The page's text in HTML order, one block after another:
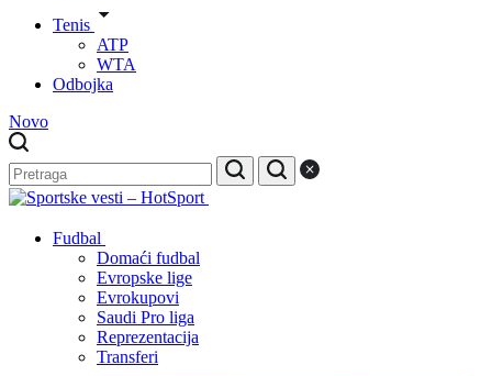
Tenis
ATP
WTA
Odbojka
Novo
Fudbal
Domaći fudbal
Evropske lige
Evrokupovi
Saudi Pro liga
Reprezentacija
Transferi